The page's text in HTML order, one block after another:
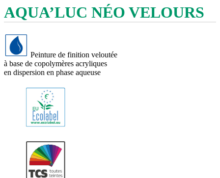
AQUA’LUC NÉO VELOURS
Peinture de finition veloutée
à base de copolymères acryliques
en dispersion en phase aqueuse